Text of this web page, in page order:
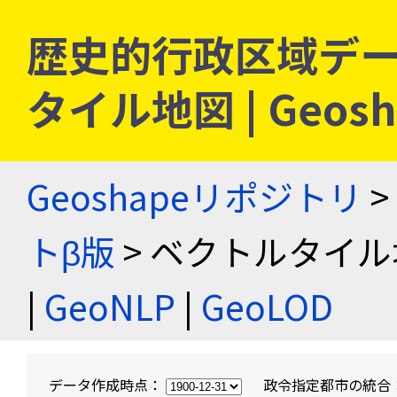
歴史的行政区域デ
タイル地図 |
Geoshapeリポジトリ >
トβ版 > ベクトルタイ
| GeoNLP | GeoLOD
データ作成時点： 政令指定都市の統